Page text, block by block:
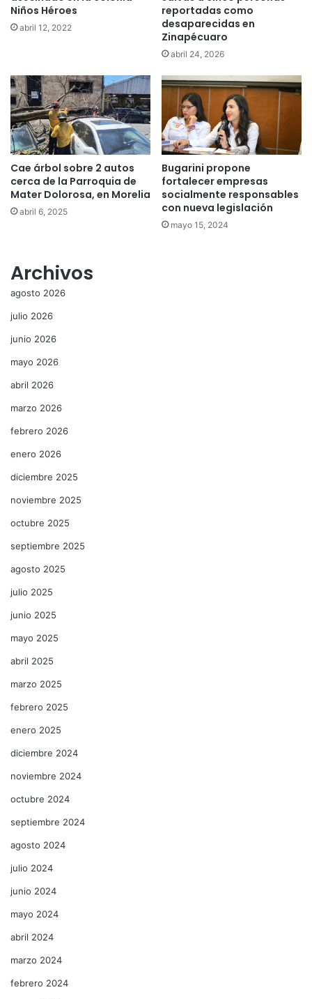
Niños Héroes
abril 12, 2022
reportadas como
desaparecidas en
Zinapécuaro
abril 24, 2026
Cae árbol sobre 2 autos
cerca de la Parroquia de
Mater Dolorosa, en Morelia
abril 6, 2025
Bugarini propone
fortalecer empresas
socialmente responsables
con nueva legislación
mayo 15, 2024
Archivos
agosto 2026
julio 2026
junio 2026
mayo 2026
abril 2026
marzo 2026
febrero 2026
enero 2026
diciembre 2025
noviembre 2025
octubre 2025
septiembre 2025
agosto 2025
julio 2025
junio 2025
mayo 2025
abril 2025
marzo 2025
febrero 2025
enero 2025
diciembre 2024
noviembre 2024
octubre 2024
septiembre 2024
agosto 2024
julio 2024
junio 2024
mayo 2024
abril 2024
marzo 2024
febrero 2024